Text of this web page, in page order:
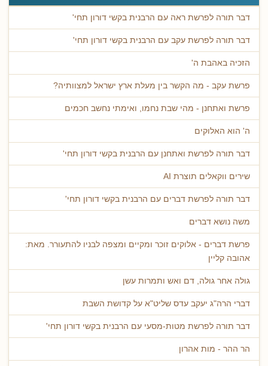
דבר תורה לפרשת ראה עם הרבנית בקשי דורון תחי'
דבר תורה לפרשת עקב עם הרבנית בקשי דורון תחי'
הזכיה באהבת ה'
פרשת עקב - מה הקשר בין מעלת ארץ ישראל למצוותיה?
פרשת ואתחנן - מהי שבת נחמו, ואימתי נחשב חכמים
ה' הוא האלוקים
דבר תורה לפרשת ואתחנן עם הרבנית בקשי דורון תחי'
שירים ווקאלים תוצרת AI
דבר תורה לפרשת דברים עם הרבנית בקשי דורון תחי'
משה נושא דברים
פרשת דברים - אלוקים זוכר ומקיים ומצפה לבניו להתעורר. מאת:
אהובה קליין
גולה אחר גולה, דם ואש ותמרות עשן
דברי הרה"ג יעקב עדס שליט"א על קדושת השבת
דבר תורה לפרשת מטות-מסעי עם הרבנית בקשי דורון תחי'
הר ההר - מות אהרון